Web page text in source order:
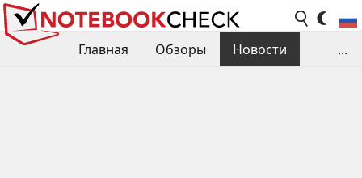
Главная Обзоры
Новости
...